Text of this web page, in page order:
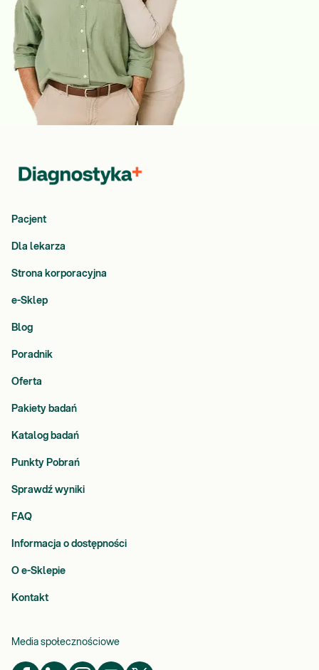
Pacjent
Dla lekarza
Strona korporacyjna
e-Sklep
Blog
Poradnik
Oferta
Pakiety badań
Katalog badań
Punkty Pobrań
Sprawdź wyniki
FAQ
Informacja o dostępności
O e-Sklepie
Kontakt
Media społecznościowe